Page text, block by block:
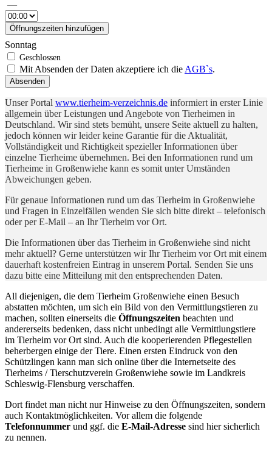
—
Öffnungszeiten hinzufügen
Sonntag
Mit Absenden der Daten akzeptiere ich die AGB`s.
Absenden
Unser Portal www.tierheim-verzeichnis.de informiert in erster Linie
allgemein über Leistungen und Angebote von Tierheimen in
Deutschland. Wir sind stets bemüht, unsere Seite aktuell zu halten,
jedoch können wir leider keine Garantie für die Aktualität,
Vollständigkeit und Richtigkeit spezieller Informationen über
einzelne Tierheime übernehmen. Bei den Informationen rund um
Tierheime in Großenwiehe kann es somit unter Umständen
Abweichungen geben.
Für genaue Informationen rund um das Tierheim in Großenwiehe
und Fragen in Einzelfällen wenden Sie sich bitte direkt – telefonisch
oder per E-Mail – an Ihr Tierheim vor Ort.
Die Informationen über das Tierheim in Großenwiehe sind nicht
mehr aktuell? Gerne unterstützen wir Ihr Tierheim vor Ort mit einem
dauerhaft kostenfreien Eintrag in unserem Portal. Senden Sie uns
dazu bitte eine Mitteilung mit den entsprechenden Daten.
All diejenigen, die dem Tierheim Großenwiehe einen Besuch
abstatten möchten, um sich ein Bild von den Vermittlungstieren zu
machen, sollten einerseits die Öffnungszeiten beachten und
andererseits bedenken, dass nicht unbedingt alle Vermittlungstiere
im Tierheim vor Ort sind. Auch die kooperierenden Pflegestellen
beherbergen einige der Tiere. Einen ersten Eindruck von den
Schützlingen kann man sich online über die Internetseite des
Tierheims / Tierschutzverein Großenwiehe sowie im Landkreis
Schleswig-Flensburg verschaffen.
Dort findet man nicht nur Hinweise zu den Öffnungszeiten, sondern
auch Kontaktmöglichkeiten. Vor allem die folgende
Telefonnummer und ggf. die E-Mail-Adresse sind hier sicherlich
zu nennen.